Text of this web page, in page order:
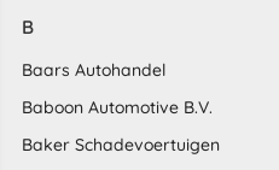
B
Baars Autohandel
Baboon Automotive B.V.
Baker Schadevoertuigen